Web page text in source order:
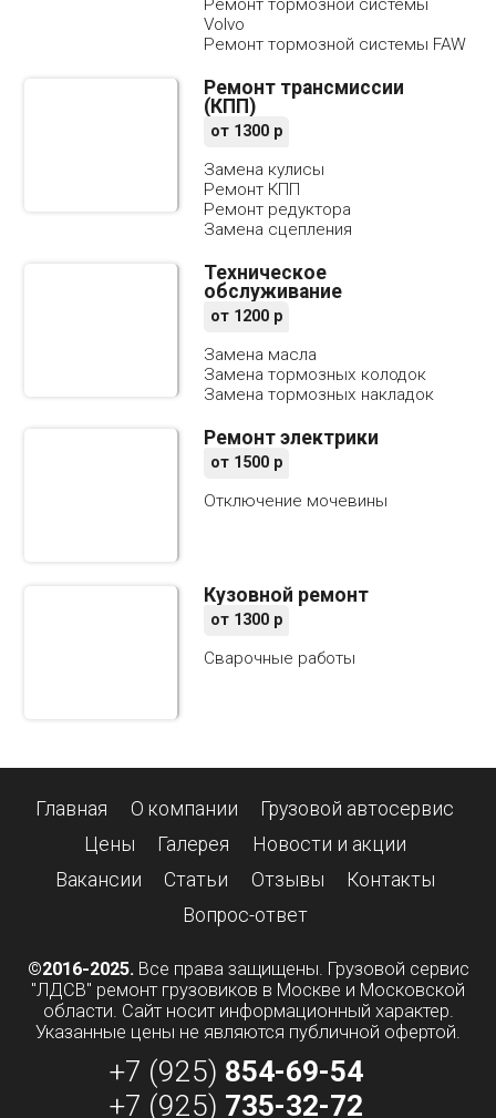
Ремонт тормозной системы
Volvo
Ремонт тормозной системы FAW
Ремонт трансмиссии
(КПП)
от 1300р
Замена кулисы
Ремонт КПП
Ремонт редуктора
Замена сцепления
Техническое
обслуживание
от 1200р
Замена масла
Замена тормозных колодок
Замена тормозных накладок
Ремонт электрики
от 1500р
Отключение мочевины
Кузовной ремонт
от 1300р
Сварочные работы
Главная О компании
Грузовой автосервис
Цены
Галерея
Новости и акции
Вакансии
Статьи Отзывы
Контакты
Вопрос-ответ
©2016-2025.Все права защищены. Грузовой сервис
"ЛДСВ" ремонт грузовиков в Москве и Московской
области. Сайт носит информационный характер.
Указанные цены не являются публичной офертой.
+7 (925) 854-69-54
+7 (925) 735-32-72